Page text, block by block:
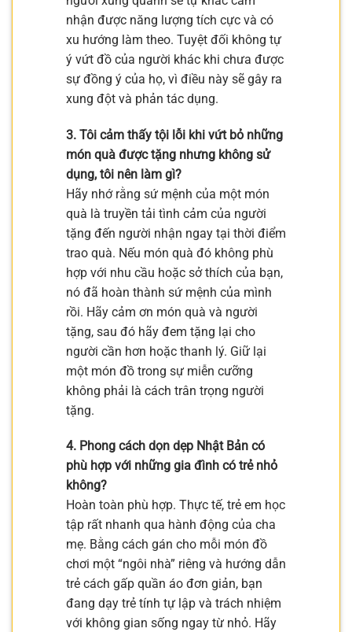
nhận được năng lượng tích cực và có
xu hướng làm theo. Tuyệt đối không tự
ý vứt đồ của người khác khi chưa được
sự đồng ý của họ, vì điều này sẽ gây ra
xung đột và phản tác dụng.
3. Tôi cảm thấy tội lỗi khi vứt bỏ những
món quà được tặng nhưng không sử
dụng, tôi nên làm gì?
Hãy nhớ rằng sứ mệnh của một món
quà là truyền tải tình cảm của người
tặng đến người nhận ngay tại thời điểm
trao quà. Nếu món quà đó không phù
hợp với nhu cầu hoặc sở thích của bạn,
nó đã hoàn thành sứ mệnh của mình
rồi. Hãy cảm ơn món quà và người
tặng, sau đó hãy đem tặng lại cho
người cần hơn hoặc thanh lý. Giữ lại
một món đồ trong sự miễn cưỡng
không phải là cách trân trọng người
tặng.
4. Phong cách dọn dẹp Nhật Bản có
phù hợp với những gia đình có trẻ nhỏ
không?
Hoàn toàn phù hợp. Thực tế, trẻ em học
tập rất nhanh qua hành động của cha
mẹ. Bằng cách gán cho mỗi món đồ
chơi một “ngôi nhà” riêng và hướng dẫn
trẻ cách gấp quần áo đơn giản, bạn
đang dạy trẻ tính tự lập và trách nhiệm
với không gian sống ngay từ nhỏ. Hãy